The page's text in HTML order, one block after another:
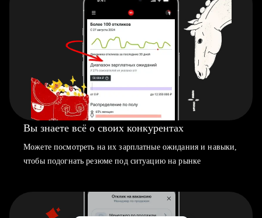
Вы знаете всё о своих конкурентах
Можете посмотреть на их зарплатные ожидания и навыки,
чтобы подогнать резюме под ситуацию на рынке